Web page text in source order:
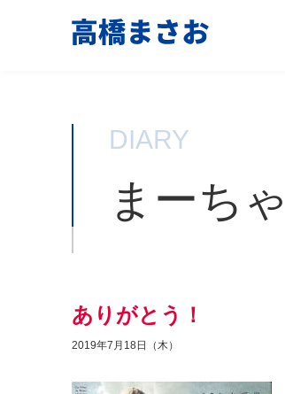
DIARY
まーち
ありがとう！
2019年7月18日（木）